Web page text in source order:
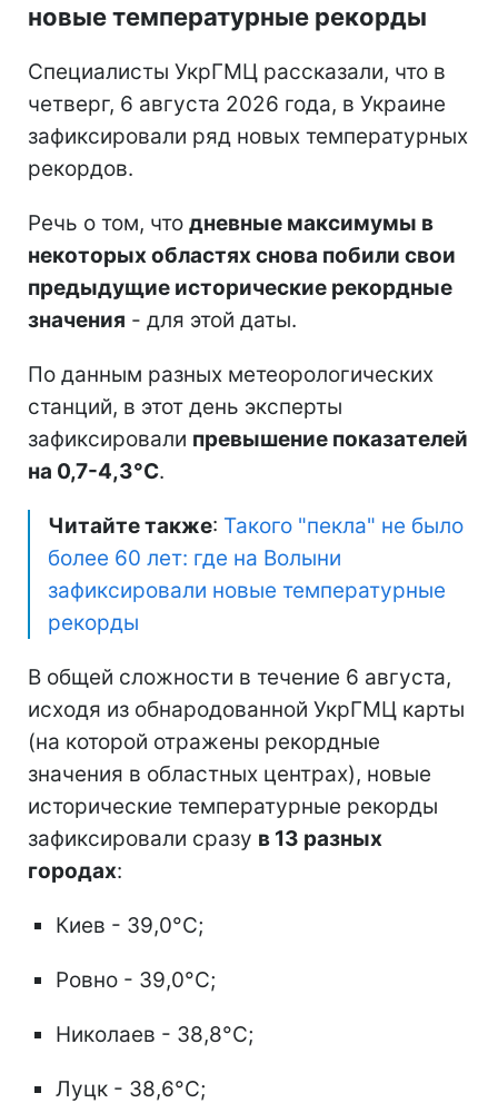
новые температурные рекорды
Специалисты УкрГМЦ рассказали, что в
четверг, 6 августа 2026 года, в Украине
зафиксировали ряд новых температурных
рекордов.
Речь о том, что дневные максимумы в
некоторых областях снова побили свои
предыдущие исторические рекордные
значения - для этой даты.
По данным разных метеорологических
станций, в этот день эксперты
зафиксировали превышение показателей
на 0,7-4,3°C.
Читайте также: Такого "пекла" не было
более 60 лет: где на Волыни
зафиксировали новые температурные
рекорды
В общей сложности в течение 6 августа,
исходя из обнародованной УкрГМЦ карты
(на которой отражены рекордные
значения в областных центрах), новые
исторические температурные рекорды
зафиксировали сразу в 13 разных
городах:
Киев - 39,0°C;
Ровно - 39,0°C;
Николаев - 38,8°C;
Луцк - 38,6°C;